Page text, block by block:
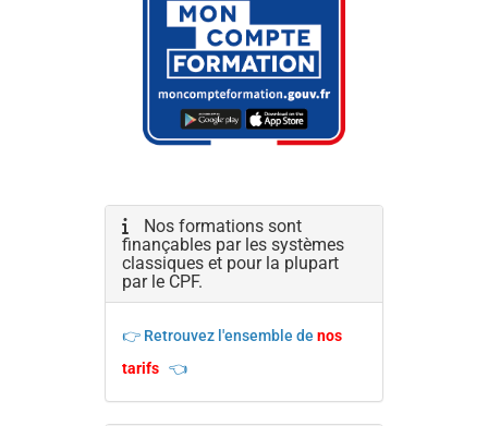
Nos formations sont
finançables par les systèmes
classiques et pour la plupart
par le CPF.
👉 Retrouvez l'ensemble de nos
tarifs 👈